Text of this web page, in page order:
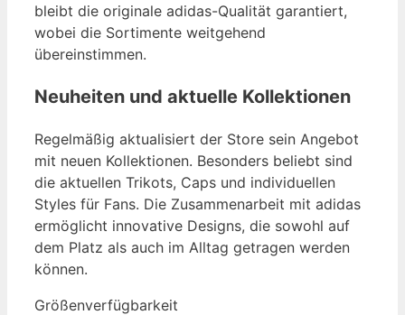
bleibt die originale adidas-Qualität garantiert,
wobei die Sortimente weitgehend
übereinstimmen.
Neuheiten und aktuelle Kollektionen
Regelmäßig aktualisiert der Store sein Angebot
mit neuen Kollektionen. Besonders beliebt sind
die aktuellen Trikots, Caps und individuellen
Styles für Fans. Die Zusammenarbeit mit adidas
ermöglicht innovative Designs, die sowohl auf
dem Platz als auch im Alltag getragen werden
können.
Größenverfügbarkeit